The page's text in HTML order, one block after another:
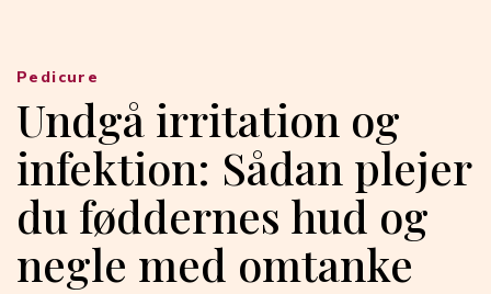
Undgå irritation og
infektion: Sådan plejer
du føddernes hud og
negle med omtanke
Pedicure